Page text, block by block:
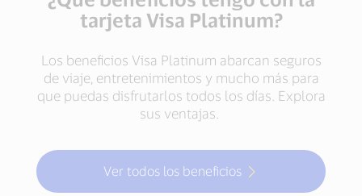
tarjeta Visa Platinum?
Los beneficios Visa Platinum abarcan seguros
de viaje, entretenimientos y mucho más para
que puedas disfrutarlos todos los días. Explora
sus ventajas.
Ver todos los beneficios